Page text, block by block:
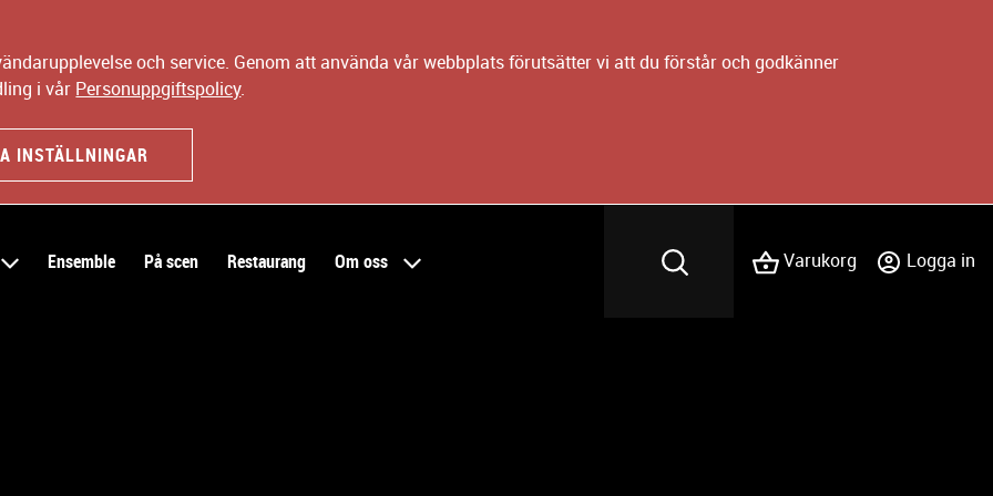
och service. Genom att använda vår webbplats förutsätter vi att du förstår och godkänner
i vår Personuppgiftspolicy.
INSTÄLLNINGAR
Varukorg Logga in
Ensemble På scen Restaurang Om oss